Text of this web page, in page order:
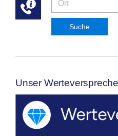
Suche
Unser